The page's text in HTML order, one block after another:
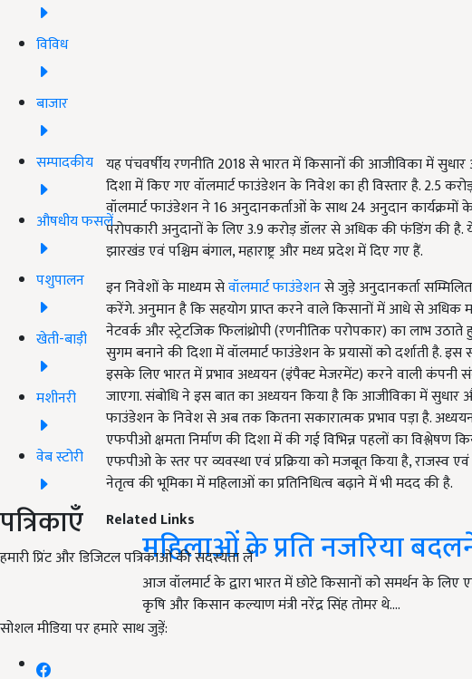
विविध
बाजार
सम्पादकीय
औषधीय फसलें
पशुपालन
खेती-बाड़ी
मशीनरी
वेब स्टोरी
पत्रिकाएँ
हमारी प्रिंट और डिजिटल पत्रिकाओं की सदस्यता लें
सोशल मीडिया पर हमारे साथ जुड़ें:
यह पंचवर्षीय रणनीति 2018 से भारत में किसानों की आजीविका में
दिशा में किए गए वॉलमार्ट फाउंडेशन के निवेश का ही विस्तार है. 2.5
वॉलमार्ट फाउंडेशन ने 16 अनुदानकर्ताओं के साथ 24 अनुदान
परोपकारी अनुदानों के लिए 3.9 करोड़ डॉलर से अधिक की फंडिंग की है.
झारखंड एवं पश्चिम बंगाल, महाराष्ट्र और मध्य प्रदेश में दिए गए हैं.
इन निवेशों के माध्यम सेवॉलमार्ट फाउंडेशनसे जुड़े अनुदानकर्ता
करेंगे. अनुमान है कि सहयोग प्राप्त करने वाले किसानों में आधे से अधिक
नेटवर्क और स्ट्रेटजिक फिलांथ्रोपी (रणनीतिक परोपकार) का लाभ
सुगम बनाने की दिशा में वॉलमार्ट फाउंडेशन के प्रयासों को दर्शाती
इसके लिए भारत में प्रभाव अध्ययन (इंपैक्ट मेजरमेंट) करने वाली कंपनी
जाएगा. संबोधि ने इस बात का अध्ययन किया है कि आजीविका में
फाउंडेशन के निवेश से अब तक कितना सकारात्मक प्रभाव पड़ा है. अध्ययन
एफपीओ क्षमता निर्माण की दिशा में की गई विभिन्न पहलों का
एफपीओ के स्तर पर व्यवस्था एवं प्रक्रिया को मजबूत किया है, राजस्व
नेतृत्व की भूमिका में महिलाओं का प्रतिनिधित्व बढ़ाने में भी मदद की है.
Related Links
महिलाओं के प्रति नजरिया
आज वॉलमार्ट के द्वारा भारत में छोटे किसानों को समर्थन के
कृषि और किसान कल्याण मंत्री नरेंद्र सिंह तोमर थे.…